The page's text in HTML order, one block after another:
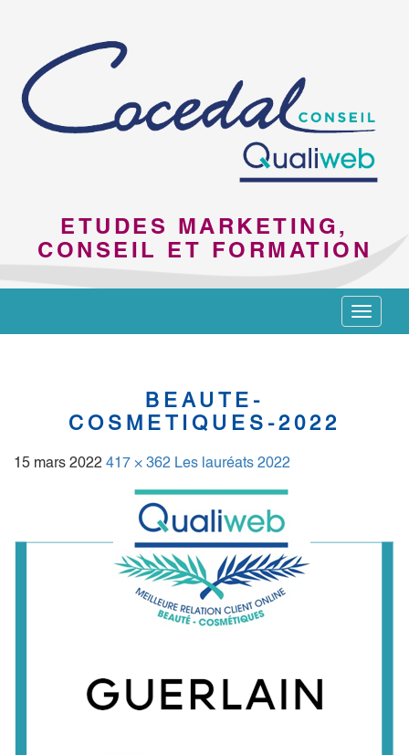
ETUDES MARKETING,
CONSEIL ET FORMATION
Toggle
BEAUTE-
COSMETIQUES-2022
15 mars 2022 417 × 362 Les lauréats 2022